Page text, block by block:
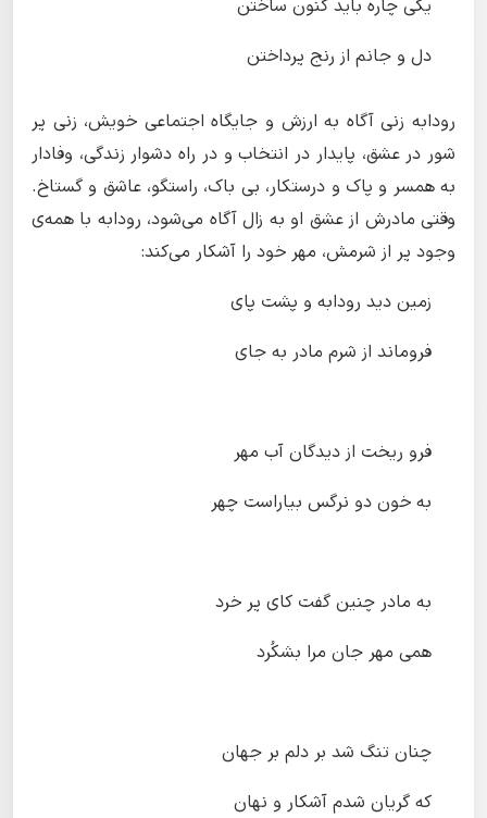
یکی چاره باید کنون ساختن
دل و جانم از رنج پرداختن
رودابه زنی آگاه به ارزش و جایگاه اجتماعی خویش، زنی پر
شور در عشق، پایدار در انتخاب و در راه دشوار زندگی، وفادار
به همسر و پاک و درستکار، بی باک، راستگو، عاشق و گستاخ.
وقتی مادرش از عشق او به زال آگاه می‌شود، رودابه با همه‌ی
وجود پر از شرمش، مهر خود را آشکار می‌کند:
زمین دید رودابه و پشت پای
فروماند از شرم مادر به جای
فرو ریخت از دیدگان آب مهر
به خون دو نرگس بیاراست چهر
به مادر چنین گفت کای پر خرد
همی مهر جان مرا بشکُرد
چنان تنگ شد بر دلم بر جهان
که گریان شدم آشکار و نهان